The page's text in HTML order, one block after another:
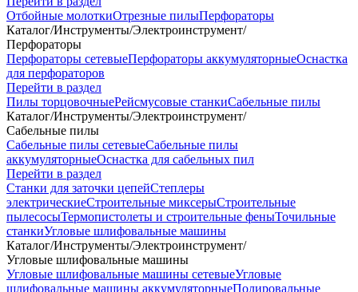
Отбойные молоткиОтрезные пилыПерфораторы
Каталог/Инструменты/Электроинструмент/
Перфораторы
Перфораторы сетевыеПерфораторы аккумуляторныеОснастка
для перфораторов
Перейти в раздел
Пилы торцовочныеРейсмусовые станкиСабельные пилы
Каталог/Инструменты/Электроинструмент/
Сабельные пилы
Сабельные пилы сетевыеСабельные пилы
аккумуляторныеОснастка для сабельных пил
Перейти в раздел
Станки для заточки цепейСтеплеры
электрическиеСтроительные миксерыСтроительные
пылесосыТермопистолеты и строительные феныТочильные
станкиУгловые шлифовальные машины
Каталог/Инструменты/Электроинструмент/
Угловые шлифовальные машины
Угловые шлифовальные машины сетевыеУгловые
шлифовальные машины аккумуляторныеПолировальные